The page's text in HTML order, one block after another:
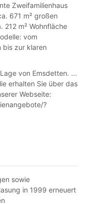
Zweifamilienhaus
671 m² großen
m² Wohnfläche
vom
bis zur klaren
von Emsdetten. ...
erhalten Sie über das
Webseite:
?
sowie
in 1999 erneuert